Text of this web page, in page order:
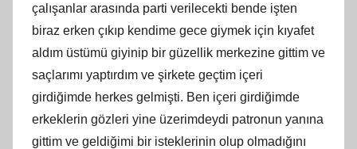
çalışanlar arasında parti verilecekti bende işten
biraz erken çıkıp kendime gece giymek için kıyafet
aldım üstümü giyinip bir güzellik merkezine gittim ve
saçlarımı yaptırdım ve şirkete geçtim içeri
girdiğimde herkes gelmişti. Ben içeri girdiğimde
erkeklerin gözleri yine üzerimdeydi patronun yanına
gittim ve geldiğimi bir isteklerinin olup olmadığını